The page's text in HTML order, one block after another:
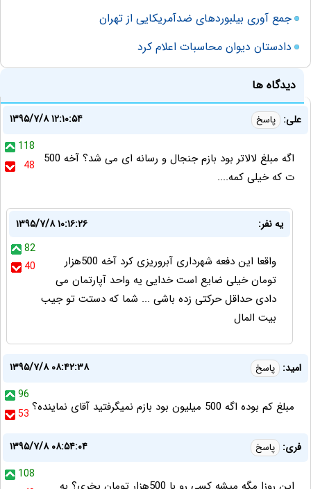
جمع آوری بیلبوردهای ضدآمریکایی از تهران
دادستان دیوان محاسبات اعلام کرد
دیدگاه ها
علی: پاسخ
۱۳۹۵/۷/۸ ۱۲:۱۰:۵۴
118
48
اگه مبلغ لالاتر بود بازم جنجال و رسانه ای می شد؟ آخه 500
ت که خیلی کمه....
یه نفر:
۱۳۹۵/۷/۸ ۱۰:۱۶:۲۶
82
40
واقعا این دفعه شهرداری آبروریزی کرد آخه 500هزار
تومان خیلی ضایع است خدایی یه واحد آپارتمان می
دادی حداقل حرکتی زده باشی ... شما که دستت تو جیب
بیت المال
امید: پاسخ
۱۳۹۵/۷/۸ ۰۸:۴۲:۳۸
96
53
مبلغ کم بوده اگه 500 میلیون بود بازم نمیگرفتید آقای نماینده؟
فری: پاسخ
۱۳۹۵/۷/۸ ۰۸:۵۴:۰۴
108